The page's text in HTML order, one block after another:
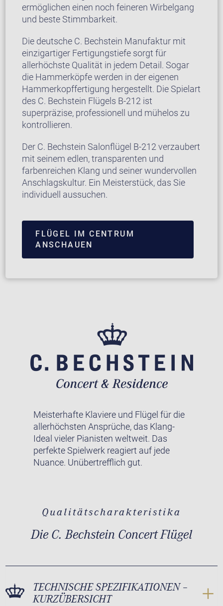
ermöglichen einen noch feineren Wirbelgang
und beste Stimmbarkeit.
Die deutsche C. Bechstein Manufaktur mit
einzigartiger Fertigungstiefe sorgt für
allerhöchste Qualität in jedem Detail. Sogar
die Hammerköpfe werden in der eigenen
Hammerkopffertigung hergestellt. Die Spielart
des C. Bechstein Flügels B-212 ist
superpräzise, professionell und mühelos zu
kontrollieren.
Der C. Bechstein Salonflügel B-212 verzaubert
mit seinem edlen, transparenten und
farbenreichen Klang und seiner wundervollen
Anschlagskultur. Ein Meisterstück, das Sie
individuell aussuchen.
FLÜGEL IM CENTRUM
ANSCHAUEN
Meisterhafte Klaviere und Flügel für die
allerhöchsten Ansprüche, das Klang-
Ideal vieler Pianisten weltweit. Das
perfekte Spielwerk reagiert auf jede
Nuance. Unübertrefflich gut.
Qualitätscharakteristika
Die C. Bechstein Concert Flügel
TECHNISCHE SPEZIFIKATIONEN –
KURZÜBERSICHT